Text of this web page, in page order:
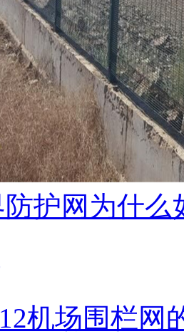
护网为什么
机场围栏网